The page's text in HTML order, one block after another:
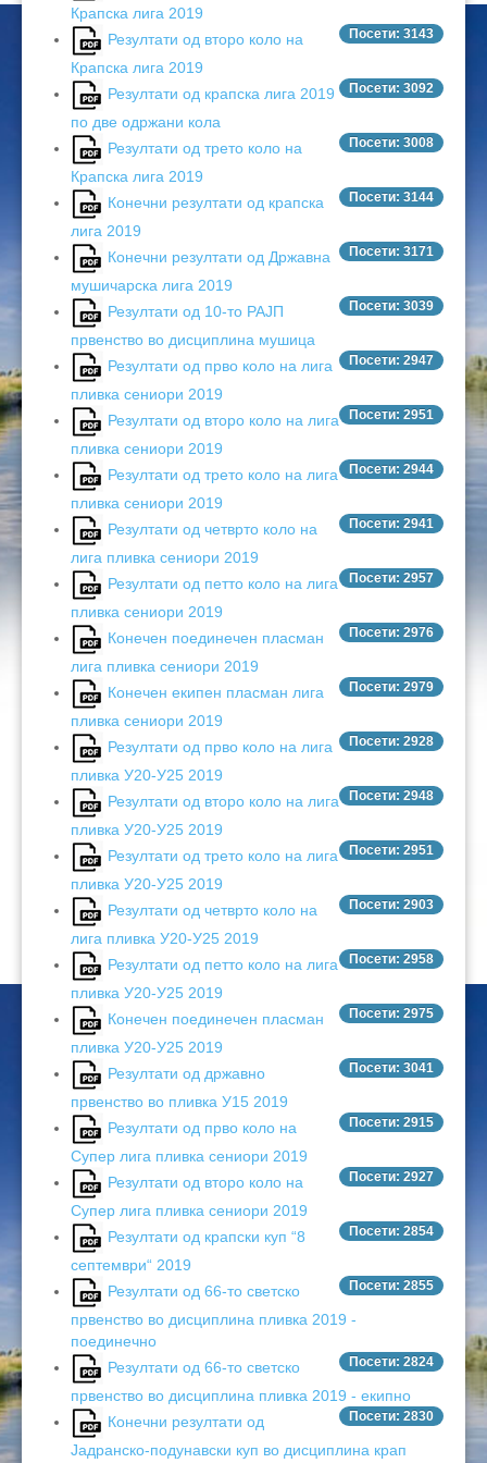
Крапска лига 2019
Посети: 3143
Резултати од второ коло на
Крапска лига 2019
Посети: 3092
Резултати од крапска лига 2019
по две одржани кола
Посети: 3008
Резултати од трето коло на
Крапска лига 2019
Посети: 3144
Конечни резултати од крапска
лига 2019
Посети: 3171
Конечни резултати од Државна
мушичарска лига 2019
Посети: 3039
Резултати од 10-то РАЈП
првенство во дисциплина мушица
Посети: 2947
Резултати од прво коло на лига
пливка сениори 2019
Посети: 2951
Резултати од второ коло на лига
пливка сениори 2019
Посети: 2944
Резултати од трето коло на лига
пливка сениори 2019
Посети: 2941
Резултати од четврто коло на
лига пливка сениори 2019
Посети: 2957
Резултати од петто коло на лига
пливка сениори 2019
Посети: 2976
Конечен поединечен пласман
лига пливка сениори 2019
Посети: 2979
Конечен екипен пласман лига
пливка сениори 2019
Посети: 2928
Резултати од прво коло на лига
пливка У20-У25 2019
Посети: 2948
Резултати од второ коло на лига
пливка У20-У25 2019
Посети: 2951
Резултати од трето коло на лига
пливка У20-У25 2019
Посети: 2903
Резултати од четврто коло на
лига пливка У20-У25 2019
Посети: 2958
Резултати од петто коло на лига
пливка У20-У25 2019
Посети: 2975
Конечен поединечен пласман
пливка У20-У25 2019
Посети: 3041
Резултати од државно
првенство во пливка У15 2019
Посети: 2915
Резултати од прво коло на
Супер лига пливка сениори 2019
Посети: 2927
Резултати од второ коло на
Супер лига пливка сениори 2019
Посети: 2854
Резултати од крапски куп “8
септември“ 2019
Посети: 2855
Резултати од 66-то светско
првенство во дисциплина пливка 2019 -
поединечно
Посети: 2824
Резултати од 66-то светско
првенство во дисциплина пливка 2019 - екипно
Посети: 2830
Конечни резултати од
Јадранско-подунавски куп во дисциплина крап
ЦЕНОВНИЦИ 2020
ЦЕНОВНИЦИ 2018
ЦЕНОВНИЦИ 2017
ЦЕНОВНИЦИ 2016